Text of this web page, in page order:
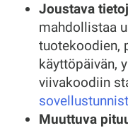
Joustava
mahdollistaa
tuotekoodien,
käyttöpäivän,
viivakoodiin
Muuttuva